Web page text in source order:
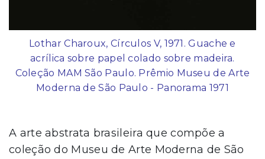
Lothar Charoux, Círculos V, 1971. Guache e
acrílica sobre papel colado sobre madeira.
Coleção MAM São Paulo. Prêmio Museu de Arte
Moderna de São Paulo - Panorama 1971
A arte abstrata brasileira que compõe a
coleção do Museu de Arte Moderna de São